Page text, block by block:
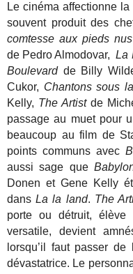
Le cinéma affectionne
souvent produit des
comtesse aux pieds nus
de Pedro Almodovar,La
Boulevardde Billy
Cukor, Chantons sous
Kelly, The Artistde
passage au muet pour
beaucoup au film de
points communs avec
aussi sage que
Donen et Gene Kelly
dansLa la land. The
porte ou détruit,
versatile, devient
lorsqu’il faut passer
dévastatrice. Le